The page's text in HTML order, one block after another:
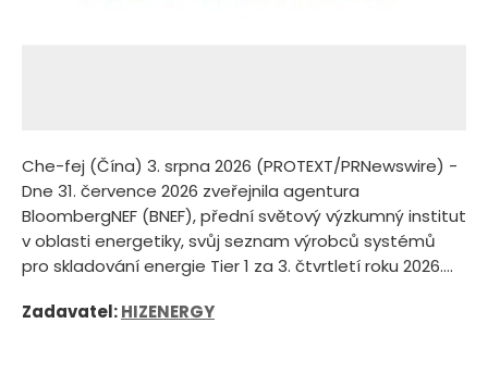
Che-fej (Čína) 3. srpna 2026 (PROTEXT/PRNewswire) -
Dne 31. července 2026 zveřejnila agentura
BloombergNEF (BNEF), přední světový výzkumný institut
v oblasti energetiky, svůj seznam výrobců systémů
pro skladování energie Tier 1 za 3. čtvrtletí roku 2026....
Zadavatel:HIZENERGY